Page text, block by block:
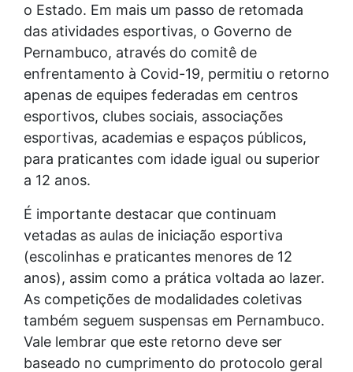
o Estado. Em mais um passo de retomada
das atividades esportivas, o Governo de
Pernambuco, através do comitê de
enfrentamento à Covid-19, permitiu o retorno
apenas de equipes federadas em centros
esportivos, clubes sociais, associações
esportivas, academias e espaços públicos,
para praticantes com idade igual ou superior
a 12 anos.
É importante destacar que continuam
vetadas as aulas de iniciação esportiva
(escolinhas e praticantes menores de 12
anos), assim como a prática voltada ao lazer.
As competições de modalidades coletivas
também seguem suspensas em Pernambuco.
Vale lembrar que este retorno deve ser
baseado no cumprimento do protocolo geral